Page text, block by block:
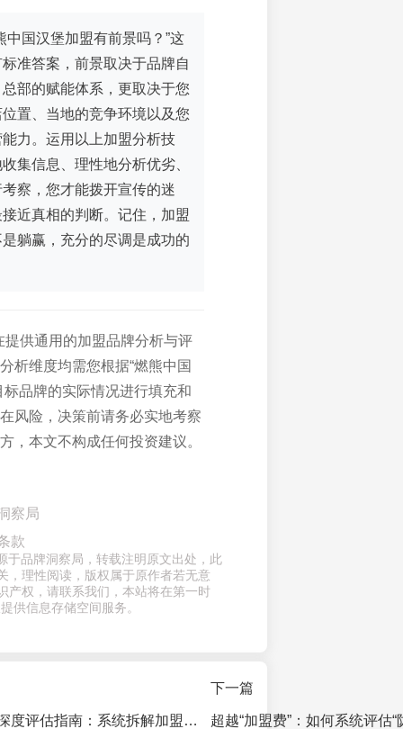
中国汉堡加盟有前景吗？”这
准答案，前景取决于品牌自
部的赋能体系，更取决于您
置、当地的竞争环境以及您
力。运用以上加盟分析技
集信息、理性地分析优劣、
察，您才能拨开宣传的迷
近真相的判断。记住，加盟
躺赢，充分的尽调是成功的
提供通用的加盟品牌分析与评
析维度均需您根据“燃熊中国
标品牌的实际情况进行填充和
风险，决策前请务必实地考察
，本文不构成任何投资建议。
察局
款
于品牌洞察局，转载注明原文出处，此
，理性阅读，版权属于原作者若无意
产权，请联系我们，本站将在第一时
供信息存储空间服务。
海棠猫奶茶加盟深度评估指南：系统拆解加盟品牌的四大关键维度
下一篇